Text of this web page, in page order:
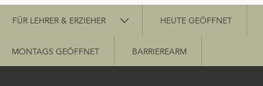
Schnellzugriff
FÜR LEHRER & ERZIEHER HEUTE GEÖFFNET
MONTAGS GEÖFFNET BARRIEREARM